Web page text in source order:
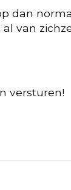
dan
van
versturen!